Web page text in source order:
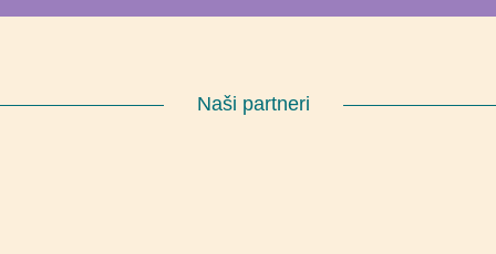
Naši partneri